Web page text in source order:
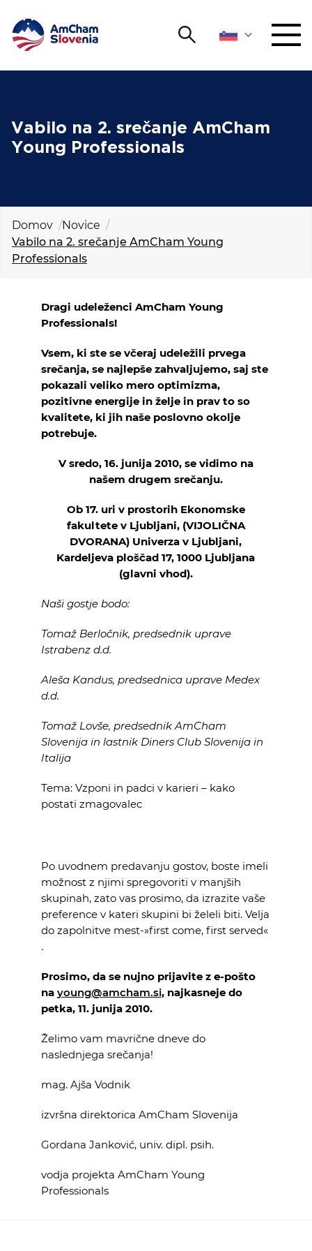
Išči
ZAGOVORNIŠTVO
MEDNARODNO SODELOVANJE
ČLANSTVO
KOLEDAR DOGODKOV
NOVICE
KONTAKT
Vabilo na 2. srečanje AmCham
Young Professionals
Domov
Novice
Vabilo na 2. srečanje AmCham Young
Professionals
Dragi udeleženci AmCham Young
Professionals!
Vsem, ki ste se včeraj udeležili prvega
srečanja, se najlepše zahvaljujemo, saj ste
pokazali veliko mero optimizma,
pozitivne energije in želje in prav to so
kvalitete, ki jih naše poslovno okolje
potrebuje.
V sredo, 16. junija 2010, se vidimo na
našem drugem srečanju.
Ob 17. uri v prostorih Ekonomske
fakultete v Ljubljani, (VIJOLIČNA
DVORANA) Univerza v Ljubljani,
Kardeljeva ploščad 17, 1000 Ljubljana
(glavni vhod).
Naši gostje bodo:
Tomaž Berločnik, predsednik uprave
Istrabenz d.d.
Aleša Kandus, predsednica uprave Medex
d.d.
Tomaž Lovše, predsednik AmCham
Slovenijain lastnik Diners ClubSlovenija in
Italija
Tema: Vzponi in padci v karieri – kako
postati zmagovalec
Po uvodnem predavanju gostov, boste imeli
možnost z njimi spregovoriti v manjših
skupinah, zato vas prosimo, da izrazite vaše
preference v kateri skupini bi želeli biti. Velja
do zapolnitve mest-»first come, first served«
.
Prosimo, da se nujno prijavite z e-pošto
na young@amcham.si, najkasneje do
petka, 11. junija 2010.
Želimo vam mavrične dneve do
naslednjega srečanja!
mag. Ajša Vodnik
izvršna direktorica AmCham Slovenija
Gordana Janković, univ. dipl. psih.
vodja projekta AmCham Young
Professionals